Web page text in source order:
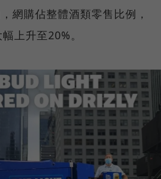
網購佔整體酒類零售比例，
上升至20%。